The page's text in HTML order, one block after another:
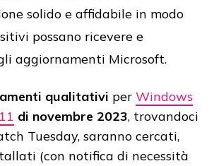
solido e affidabile in modo
possano ricevere e
aggiornamenti Microsoft.
qualitativi per Windows
di novembre 2023, trovandoci
Tuesday, saranno cercati,
(con notifica di necessità